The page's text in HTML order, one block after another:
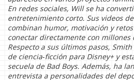
En redes sociales, Will se ha
entretenimiento corto. Sus videos
combinan humor, motivación y
conectar directamente con millones
Respecto a sus últimos pasos,
de ciencia‑ficción para Disney+ y
secuela de Bad Boys. Además, ha
entrevista a personalidades del